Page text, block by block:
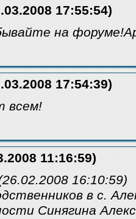
17:55:54)
на
17:54:39)
всем!
11:16:59)
16:10:59)
в с.
Синягина